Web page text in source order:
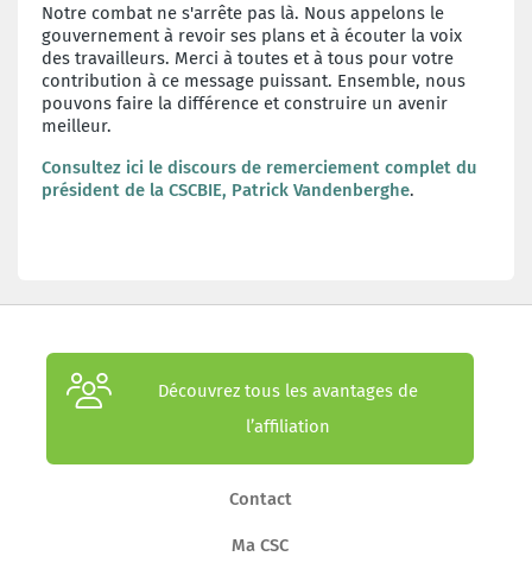
Notre combat ne s'arrête pas là. Nous appelons le
gouvernement à revoir ses plans et à écouter la voix
des travailleurs. Merci à toutes et à tous pour votre
contribution à ce message puissant. Ensemble, nous
pouvons faire la différence et construire un avenir
meilleur.
Consultez ici le discours de remerciement complet du
président de la CSCBIE, Patrick Vandenberghe.
Découvrez tous les avantages de
l’affiliation
Contact
Ma CSC